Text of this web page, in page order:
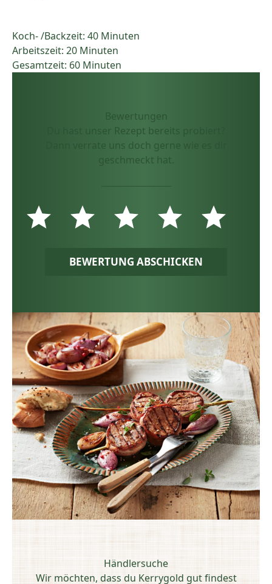
Koch- /Backzeit: 40 Minuten
Arbeitszeit: 20 Minuten
Gesamtzeit: 60 Minuten
Bewertungen
Du hast unser Rezept bereits probiert?
Dann verrate uns doch gerne wie es dir
geschmeckt hat.
BEWERTUNG ABSCHICKEN
Händlersuche
Wir möchten, dass du Kerrygold gut findest